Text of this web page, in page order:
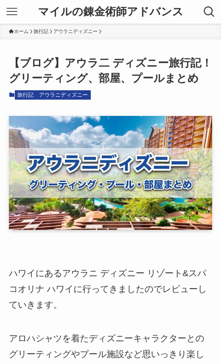
マイルの錬金術師アドバンス
ホーム 旅行記 アウラニディズニー
【ブログ】アウラ二 ディズニー旅行記！
グリーティング、部屋、プールまとめ
旅行記 アウラニディズニー
ハワイにあるアウラニ ディズニー リゾート&スパ
コオリナ ハワイに行ってきましたのでレビューし
ていきます。
アロハシャツを着たディズニーキャラクターとの
グリーティングやプール施設など思いっきり楽し